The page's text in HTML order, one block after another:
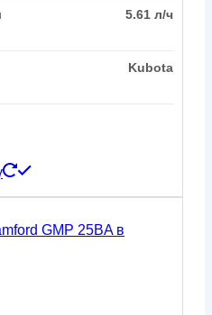
5.61 л/ч
Kubota